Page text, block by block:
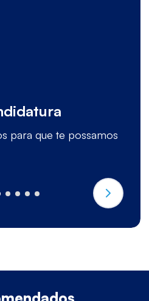
para que te possamos